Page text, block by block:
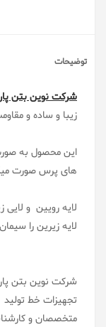
توضیحات
شرکت نوین بتن
زیبا و ساده و
این محصول به
های پرس صورت
لایه رویین و
لایه زیرین را
شرکت نوین بتن
تجهیزات خط تولید
متخصصان و